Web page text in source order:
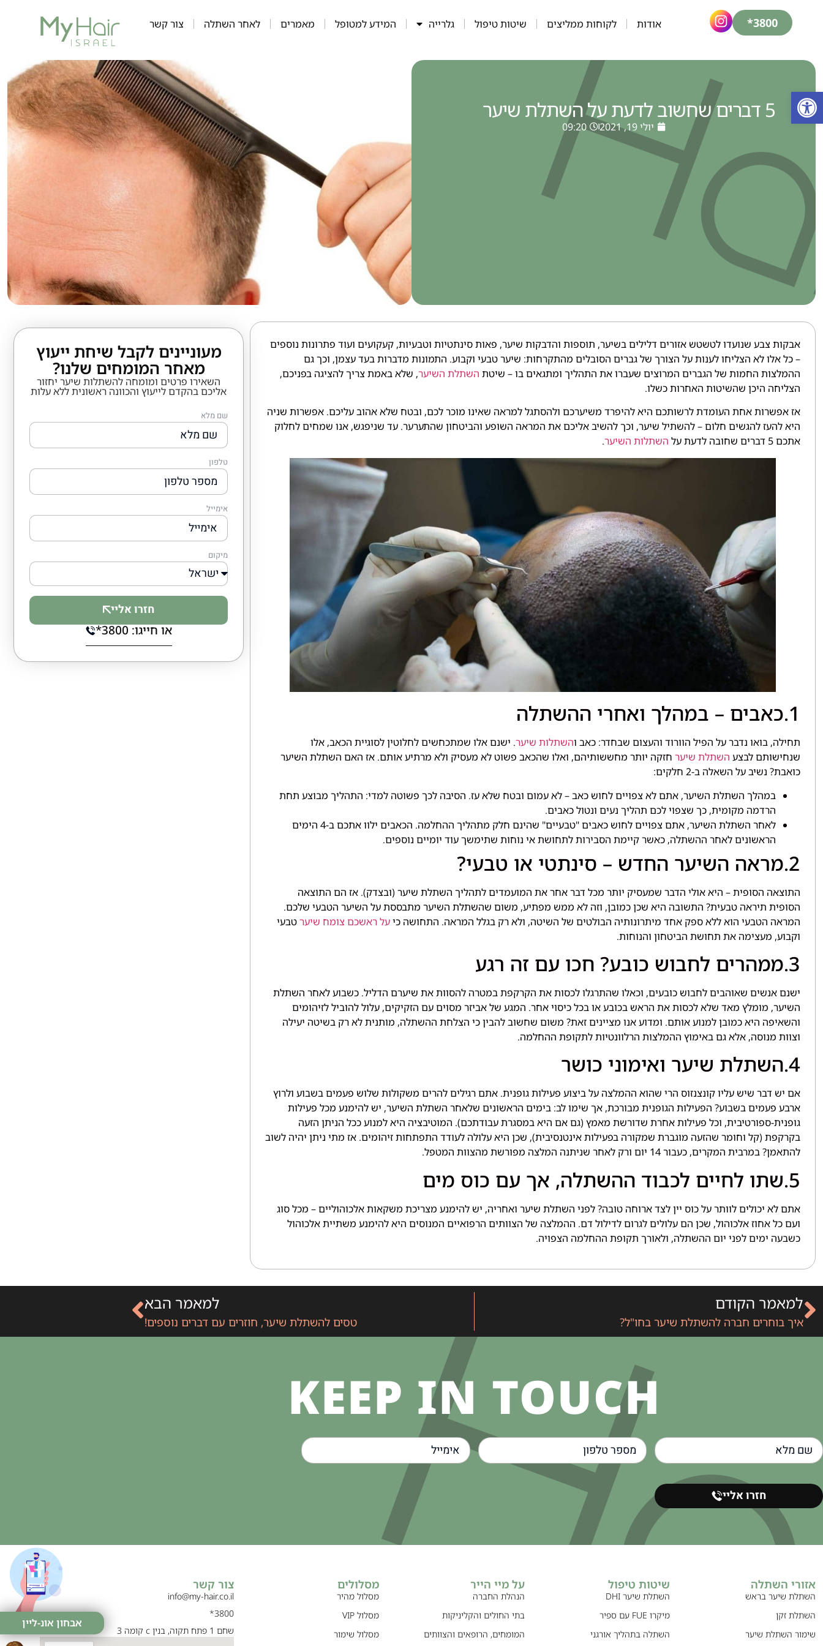
פתח סרגל נגישות
3800* אודות לקוחות ממליצים שיטות טיפול גלרייה המידע למטופל מאמרים לאחר השתלה צור קשר
5 דברים שחשוב לדעת על השתלת שיער
יולי 19, 2021 09:20
אבקות צבע שנועדו לטשטש אזורים דלילים בשיער, תוספות והדבקות שיער, פאות סינתטיות וטבעיות, קעקועים ועוד פתרונות נוספים
– כל אלו לא הצליחו לענות על הצורך של גברים הסובלים מהתקרחות: שיער טבעי וקבוע. התמונות מדברות בעד עצמן, וכך גם
ההמלצות החמות של הגברים המרוצים שעברו את התהליך ומתגאים בו – שיטת השתלת השיער, שלא באמת צריך להציגה בפניכם,
הצליחה היכן שהשיטות האחרות כשלו.
אז אפשרות אחת העומדת לרשותכם היא להיפרד משיערכם ולהסתגל למראה שאינו מוכר לכם, ובטח שלא אהוב עליכם. אפשרות שניה
היא להעז להגשים חלום – להשתיל שיער, וכך להשיב אליכם את המראה השופע והביטחון שהתערער. עד שניפגש, אנו שמחים לחלוק
אתכם 5 דברים שחובה לדעת על
השתלות השיער.
1.כאבים – במהלך ואחרי ההשתלה
תחילה, בואו נדבר על הפיל הוורוד והעצום שבחדר: כאב והשתלות שיער. ישנם אלו שמתכחשים לחלוטין לסוגיית הכאב, אלו
שנחישותם לבצע השתלת שיער חזקה יותר מחששותיהם, ואלו שהכאב פשוט לא מעסיק ולא מרתיע אותם. אז האם השתלת השיער
כואבת? נשיב על השאלה ב-2 חלקים:
במהלך השתלת השיער, אתם לא צפויים לחוש כאב – לא עמום ובטח שלא עז. הסיבה לכך פשוטה למדי: התהליך מבוצע תחת
הרדמה מקומית, כך שצפוי לכם תהליך נעים ונטול כאבים.
לאחר השתלת השיער, אתם צפויים לחוש כאבים "טבעיים" שהינם חלק מתהליך ההחלמה. הכאבים ילוו אתכם ב-4 הימים
הראשונים לאחר ההשתלה, כאשר קיימת הסבירות לתחושת אי נוחות שתימשך עוד יומיים נוספים.
2.מראה השיער החדש – סינתטי או טבעי?
התוצאה הסופית – היא אולי הדבר שמעסיק יותר מכל דבר אחר את המועמדים לתהליך השתלת שיער (ובצדק). אז הם התוצאה
הסופית תיראה טבעית? התשובה היא שכן כמובן, וזה לא ממש מפתיע, משום שהשתלת השיער מתבססת על השיער הטבעי שלכם.
המראה הטבעי הוא ללא ספק אחד מיתרונותיה הבולטים של השיטה, ולא רק בגלל המראה. התחושה כיעל ראשכם צומח שיערטבעי
וקבוע, מעצימה את תחושת הביטחון והנוחות.
3.ממהרים לחבוש כובע? חכו עם זה רגע
ישנם אנשים שאוהבים לחבוש כובעים, וכאלו שהתרגלו לכסות את הקרקפת במטרה להסוות את שיערם הדליל. כשבוע לאחר השתלת
השיער, מומלץ מאד שלא לכסות את הראש בכובע או בכל כיסוי אחר. המגע של אביזר מסוים עם הזקיקים, עלול להוביל לזיהומים
והשאיפה היא כמובן למנוע אותם. ומדוע אנו מציינים זאת? משום שחשוב להבין כי הצלחת ההשתלה, מותנית לא רק בשיטה יעילה
וצוות מנוסה, אלא גם באימוץ ההמלצות הרלוונטיות לתקופת ההחלמה.
4.השתלת שיער ואימוני כושר
אם יש דבר שיש עליו קונצנזוס הרי שהוא ההמלצה על ביצוע פעילות גופנית. אתם רגילים להרים משקולות שלוש פעמים בשבוע ולרוץ
ארבע פעמים בשבוע? הפעילות הגופנית מבורכת, אך שימו לב: בימים הראשונים שלאחר השתלת השיער, יש להימנע מכל פעילות
גופנית-ספורטיבית, וכל פעילות אחרת שדורשת מאמץ (גם אם היא במסגרת עבודתכם). המוטיבציה היא למנוע ככל הניתן הזעה
בקרקפת (קל וחומר שהזעה מוגברת שמקורה בפעילות אינטנסיבית), שכן היא עלולה לעודד התפתחות זיהומים. אז מתי ניתן יהיה לשוב
להתאמן? במרבית המקרים, כעבור 14 יום ורק לאחר שניתנה המלצה מפורשת מהצוות המטפל.
5.שתו לחיים לכבוד ההשתלה, אך עם כוס מים
אתם לא יכולים לוותר על כוס יין לצד ארוחה טובה? לפני השתלת שיער ואחריה, יש להימנע מצריכת משקאות אלכוהוליים – מכל סוג
ועם כל אחוז אלכוהול, שכן הם עלולים לגרום לדילול דם. ההמלצה של הצוותים הרפואיים המנוסים היא להימנע משתיית אלכוהול
כשבעה ימים לפני יום ההשתלה, ולאורך תקופת ההחלמה הצפויה.
מעוניינים לקבל שיחת ייעוץ
מאחר המומחים שלנו?
השאירו פרטים ומומחה להשתלות שיער יחזור
אליכם בהקדם לייעוץ והכוונה ראשונית ללא עלות
שם מלא
טלפון
אימייל
מיקום
חזרו אליי
או חייגו: 3800*
למאמר הקודם
איך בוחרים חברה להשתלת שיער בחו"ל?
למאמר הבא
טסים להשתלת שיער, חוזרים עם דברים נוספים!
אבחון אונ-ליין
KEEP IN TOUCH
חזרו אליי
אזורי השתלה
השתלת שיער בראש
השתלת זקן
שימור השתלת שיער
שיטות טיפול
השתלת שיער DHI
מיקרו FUE עם ספיר
השתלה בתהליך אורגני
על מיי הייר
הנהלת החברה
בתי החולים והקליניקות
המומחים, הרופאים והצוותים
מסלולים
מסלול מהיר
מסלול VIP
מסלול שימור
צור קשר
info@my-hair.co.il
3800*
שחם 1 פתח תקוה, בנין c קומה 3